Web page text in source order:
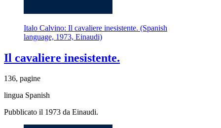
Italo Calvino: Il cavaliere inesistente. (Spanish
language, 1973, Einaudi)
Il cavaliere inesistente.
136, pagine
lingua Spanish
Pubblicato il 1973 da Einaudi.